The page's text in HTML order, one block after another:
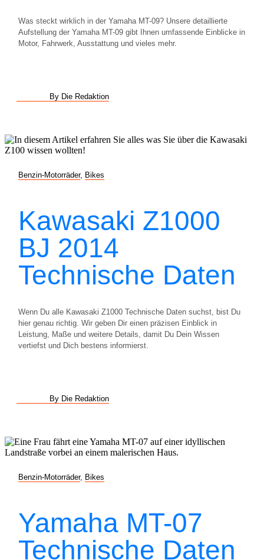
Was steckt wirklich in der Yamaha MT-09? Unsere detaillierte
Aufstellung der Yamaha MT-09 gibt Ihnen umfassende Einblicke in
Motor, Fahrwerk, Ausstattung und vieles mehr.
By Die Redaktion
Benzin-Motorräder, Bikes
Kawasaki Z1000
BJ 2014
Technische Daten
Wenn Du alle Kawasaki Z1000 Technische Daten suchst, bist Du
hier genau richtig. Wir geben Dir einen präzisen Einblick in
Leistung, Maße und weitere Details, damit Du Dein Wissen
vertiefst und Dich bestens informierst.
By Die Redaktion
Benzin-Motorräder, Bikes
Yamaha MT-07
Technische Daten